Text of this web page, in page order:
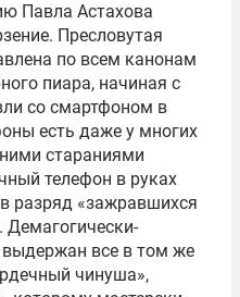
Павла Астахова
Пресловутая
по всем канонам
пиара, начиная с
со смартфоном в
есть даже у многих
стараниями
телефон в руках
разряд «зажравшихся
выдержан все в том же
чинуша»,